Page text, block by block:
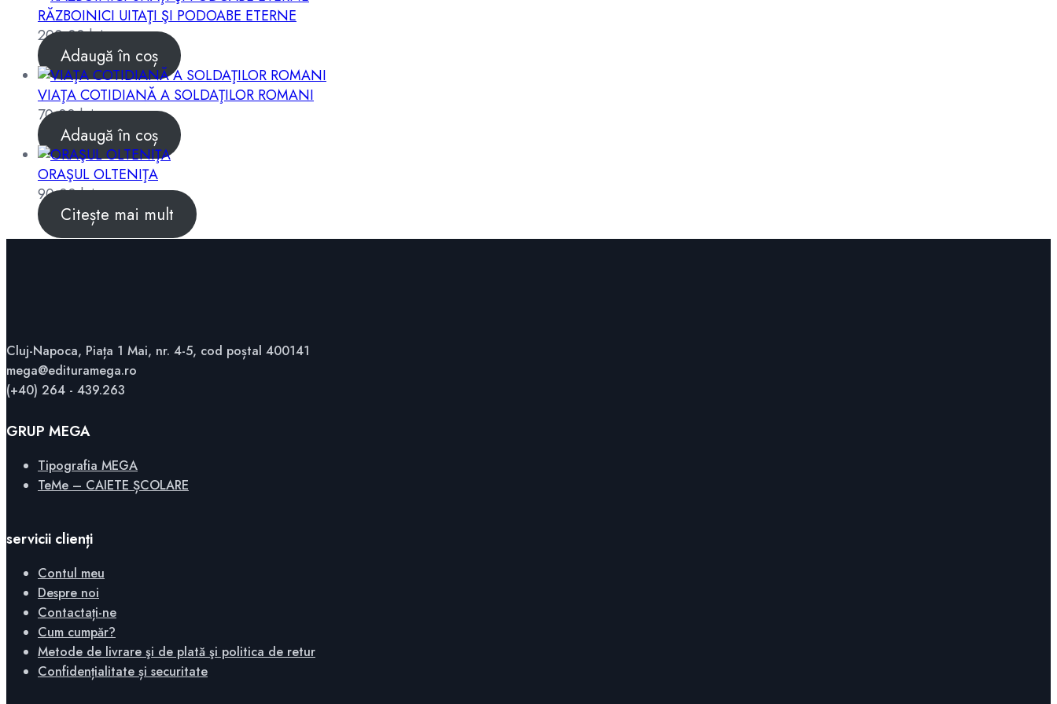
RĂZBOINICI UITAŢI ŞI PODOABE ETERNE
200,00lei
Adaugă în coș
VIAŢA COTIDIANĂ A SOLDAŢILOR ROMANI
70,00lei
Adaugă în coș
ORAŞUL OLTENIŢA
90,00lei
Citește mai mult
Cluj-Napoca, Piața 1 Mai, nr. 4-5, cod poștal 400141
mega@edituramega.ro
(+40) 264 - 439.263
GRUP MEGA
Tipografia MEGA
TeMe – CAIETE ȘCOLARE
servicii clienți
Contul meu
Despre noi
Contactați-ne
Cum cumpăr?
Metode de livrare şi de plată şi politica de retur
Confidențialitate și securitate